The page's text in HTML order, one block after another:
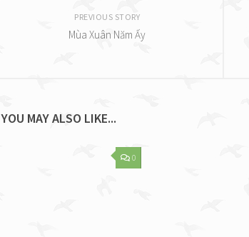
PREVIOUS STORY
Mùa Xuân Năm Ấy
YOU MAY ALSO LIKE...
0